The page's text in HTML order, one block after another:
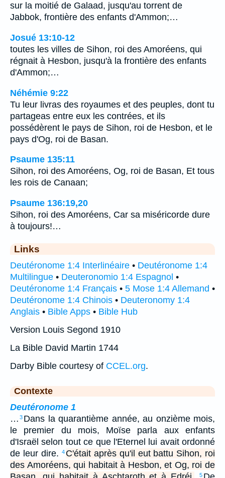
sur la moitié de Galaad, jusqu'au torrent de
Jabbok, frontière des enfants d'Ammon;…
Josué 13:10-12
toutes les villes de Sihon, roi des Amoréens, qui
régnait à Hesbon, jusqu'à la frontière des enfants
d'Ammon;…
Néhémie 9:22
Tu leur livras des royaumes et des peuples, dont tu
partageas entre eux les contrées, et ils
possédèrent le pays de Sihon, roi de Hesbon, et le
pays d'Og, roi de Basan.
Psaume 135:11
Sihon, roi des Amoréens, Og, roi de Basan, Et tous
les rois de Canaan;
Psaume 136:19,20
Sihon, roi des Amoréens, Car sa miséricorde dure
à toujours!…
Links
Deutéronome 1:4 Interlinéaire • Deutéronome 1:4
Multilingue • Deuteronomio 1:4 Espagnol •
Deutéronome 1:4 Français • 5 Mose 1:4 Allemand •
Deutéronome 1:4 Chinois • Deuteronomy 1:4
Anglais • Bible Apps • Bible Hub
Version Louis Segond 1910
La Bible David Martin 1744
Darby Bible courtesy of CCEL.org.
Contexte
Deutéronome 1
… 3 Dans la quarantième année, au onzième mois,
le premier du mois, Moïse parla aux enfants
d'Israël selon tout ce que l'Eternel lui avait ordonné
de leur dire.
4 C'était après qu'il eut battu Sihon, roi
des Amoréens, qui habitait à Hesbon, et Og, roi de
5